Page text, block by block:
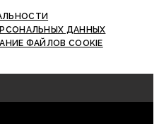
ДАННЫХ
ФАЙЛОВ COOKIE